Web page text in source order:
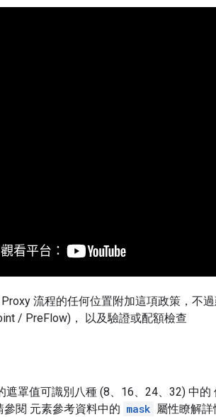
流程的任何位置附加這項政策，不
/ PreFlow)， 以及驗證或配額檢查
遮罩值可識別八種 (8、16、24、32) 中
閱 元素參考資料中的 mask 屬性瞭解